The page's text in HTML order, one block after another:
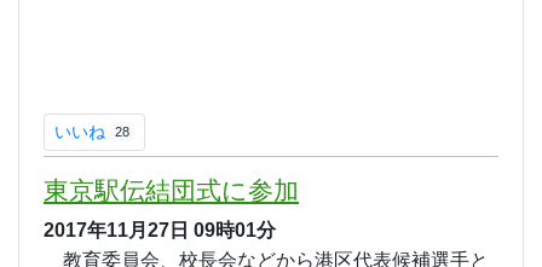
いいね 28
東京駅伝結団式に参加
2017年11月27日 09時01分
教育委員会、校長会などから港区代表候補選手と